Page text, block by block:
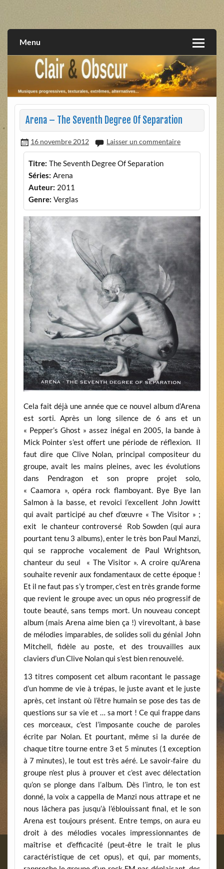
extrêmes, alternatives, texturales
Menu
Arena – The Seventh Degree Of Separation
16 novembre 2012 Laisser un commentaire
Titre: The Seventh Degree Of Separation
Séries: Arena
Auteur: 2011
Genre: Verglas
Cela fait déjà une année que ce nouvel album d’Arena
est sorti. Après un long silence de 6 ans et un
« Pepper’s Ghost » assez inégal en 2005, la bande à
Mick Pointer s’est offert une période de réflexion. Il
faut dire que Clive Nolan, principal compositeur du
groupe, avait les mains pleines, avec les évolutions
dans Pendragon et son propre projet solo,
« Caamora », opéra rock flamboyant. Bye Bye Ian
Salmon à la basse, et revoici l’excellent John Jowitt
qui avait participé au chef d’œuvre « The Visitor » ;
exit le chanteur controversé Rob Sowden (qui aura
pourtant tenu 3 albums), enter le très bon Paul Manzi,
qui se rapproche vocalement de Paul Wrightson,
chanteur du seul « The Visitor ». A croire qu’Arena
souhaite revenir aux fondamentaux de cette époque !
Et il ne faut pas s’y tromper, c’est en très grande forme
que revient le groupe avec un opus néo progressif de
toute beauté, sans temps mort. Un nouveau concept
album (mais Arena aime bien ça !) virevoltant, à base
de mélodies imparables, de solides soli du génial John
Mitchell, fidèle au poste, et des trouvailles aux
claviers d’un Clive Nolan qui s’est bien renouvelé.
13 titres composent cet album racontant le passage
d’un homme de vie à trépas, le juste avant et le juste
après, cet instant où l’être humain se pose des tas de
questions sur sa vie et … sa mort ! Ce qui frappe dans
ces morceaux, c’est l’imposante couche de paroles
écrite par Nolan. Et pourtant, même si la durée de
chaque titre tourne entre 3 et 5 minutes (1 exception
à 7 minutes), le tout est très aéré. Le savoir-faire du
groupe n’est plus à prouver et c’est avec délectation
qu’on se plonge dans l’album. Dès l’intro, le ton est
donné, la voix a cappella de Manzi nous attrape et ne
nous lâchera pas jusqu’à l’éblouissant final, et le son
Arena est toujours présent. Entre temps, on aura eu
droit à des mélodies vocales impressionnantes de
maîtrise et d’efficacité (peut-être le trait le plus
caractéristique de cet opus), et qui, par moments,